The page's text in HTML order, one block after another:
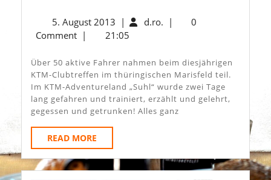
In
5. August 20135.
August
| d.ro. d.ro.
|
0
Comment | 21:05
Über 50 aktive Fahrer nahmen beim diesjährigen
KTM-Clubtreffen im thüringischen Marisfeld teil.
Im KTM-Adventureland „Suhl“ wurde zwei Tage
lang gefahren und trainiert, erzählt und gelehrt,
gegessen und getrunken! Alles ganz
READ MORE
MORE